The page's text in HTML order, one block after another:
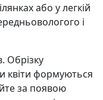
або у легкій
і
Обрізку
квіти формуються
за появою